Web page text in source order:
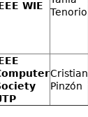
WIE
Tenorio
Cristian
Pinzón